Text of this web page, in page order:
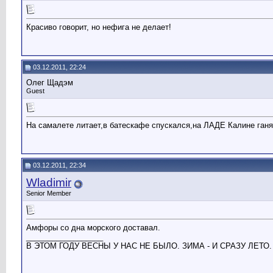
Красиво говорит, но нефига не делает!
03.12.2011, 22:24
Олег Щадэм
Guest
На самалете литает,в батескафе спускался,на ЛАДЕ Калине
03.12.2011, 22:34
Wladimir
Senior Member
Амфоры со дна морского доставал.
В ЭТОМ ГОДУ ВЕСНЫ У НАС НЕ БЫЛО. ЗИМА - И СРАЗУ ЛЕТО.